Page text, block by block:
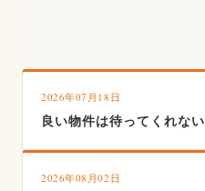
2026年07月18日
良い物件は待ってくれない
2026年08月02日